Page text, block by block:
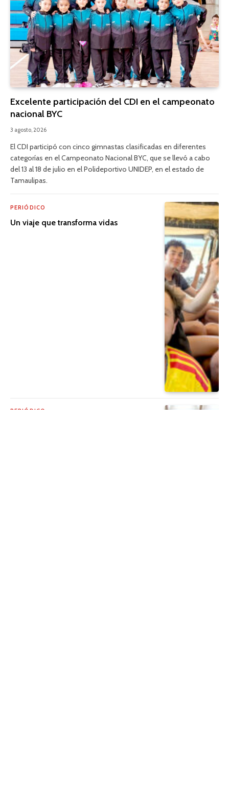
Excelente participación del CDI en el campeonato
nacional BYC
3 agosto, 2026
El CDI participó con cinco gimnastas clasificadas en diferentes
categorías en el Campeonato Nacional BYC, que se llevó a cabo
del 13 al 18 de julio en el Polideportivo UNIDEP, en el estado de
Tamaulipas.
PERIÓDICO
Un viaje que transforma vidas
PERIÓDICO